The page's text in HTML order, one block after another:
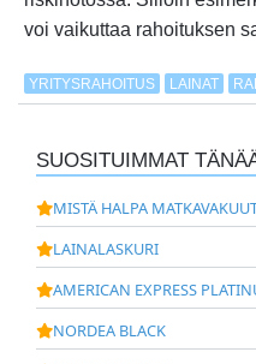
voi vaikuttaa rahoituksen
YRITYSRAHOITUS LAINAT
SUOSITUIMMAT
MISTÄ HALPA
LAINALASKURI
AMERICAN EXPRESS
NORDEA BLACK